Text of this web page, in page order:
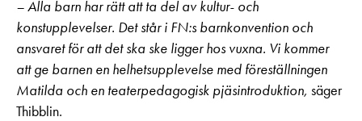
– Alla barn har rätt att ta del av kultur- och
konstupplevelser. Det står i FN:s barnkonvention och
ansvaret för att det ska ske ligger hos vuxna. Vi kommer
att ge barnen en helhetsupplevelse med föreställningen
Matilda och en teaterpedagogisk pjäsintroduktion, säger
Thibblin.